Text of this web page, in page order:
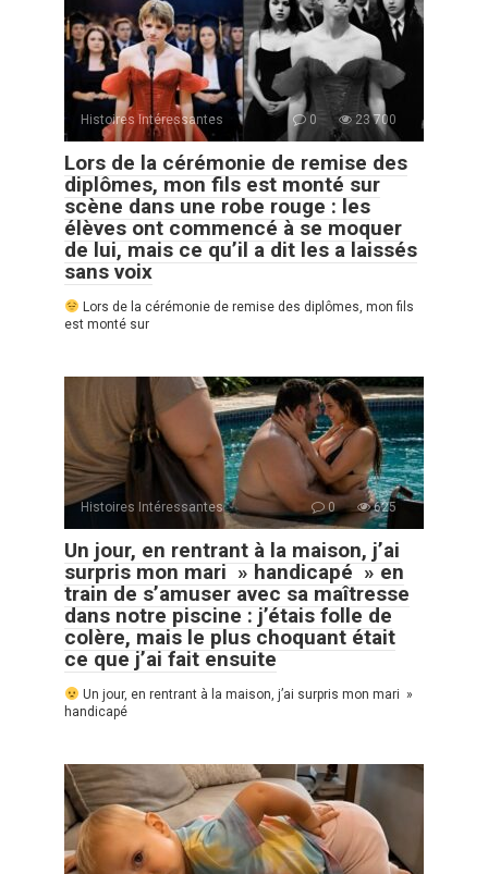
Histoires Intéressantes 0 23 700
Lors de la cérémonie de remise des
diplômes, mon fils est monté sur
scène dans une robe rouge : les
élèves ont commencé à se moquer
de lui, mais ce qu’il a dit les a laissés
sans voix
Lors de la cérémonie de remise des diplômes, mon fils
est monté sur
Histoires Intéressantes 0 625
Un jour, en rentrant à la maison, j’ai
surpris mon mari » handicapé » en
train de s’amuser avec sa maîtresse
dans notre piscine : j’étais folle de
colère, mais le plus choquant était
ce que j’ai fait ensuite
Un jour, en rentrant à la maison, j’ai surpris mon mari »
handicapé